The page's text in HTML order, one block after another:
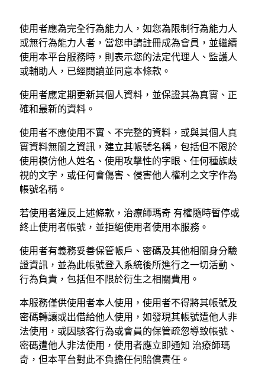
使用者應為完全行為能力人，如您為限制行為能力人
或無行為能力人者，當您申請註冊成為會員，並繼續
使用本平台服務時，則表示您的法定代理人、監護人
或輔助人，已經閱讀並同意本條款。
使用者應定期更新其個人資料，並保證其為真實、正
確和最新的資料。
使用者不應使用不實、不完整的資料，或與其個人真
實資料無關之資訊，建立其帳號名稱，包括但不限於
使用模仿他人姓名、使用攻擊性的字眼、任何種族歧
視的文字，或任何會傷害、侵害他人權利之文字作為
帳號名稱。
若使用者違反上述條款，治療師瑪奇 有權隨時暫停或
終止使用者帳號，並拒絕使用者使用本服務。
使用者有義務妥善保管帳戶、密碼及其他相關身分驗
證資訊，並為此帳號登入系統後所進行之一切活動、
行為負責，包括但不限於衍生之相關費用。
本服務僅供使用者本人使用，使用者不得將其帳號及
密碼轉讓或出借給他人使用，如發現其帳號遭他人非
法使用，或因駭客行為或會員的保管疏忽導致帳號、
密碼遭他人非法使用，使用者應立即通知 治療師瑪
奇，但本平台對此不負擔任何賠償責任。